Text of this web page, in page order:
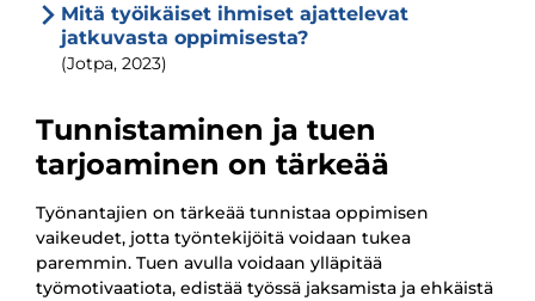
Mitä työikäiset ihmiset ajattelevat
jatkuvasta oppimisesta?
(Jotpa, 2023)
Tunnistaminen ja tuen
tarjoaminen on tärkeää
Työnantajien on tärkeää tunnistaa oppimisen
vaikeudet, jotta työntekijöitä voidaan tukea
paremmin. Tuen avulla voidaan ylläpitää
työmotivaatiota, edistää työssä jaksamista ja ehkäistä